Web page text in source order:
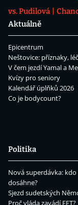
vs. Pudilová
Aktuálně
Epicentrum
Neštovice: příznaky,
V čem jezdí Yamal a
Kvízy pro seniory
Kalendář úplňků 2026
Co je bodycount?
Politika
Nová superdávka: kdo
dosáhne?
Sjezd sudetských
Proč vláda zavádí EET?